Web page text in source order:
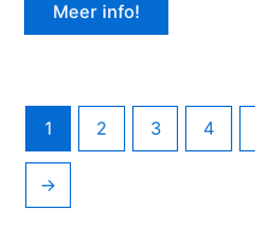
Meer info!
1 2 3 4
→